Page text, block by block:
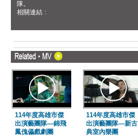
隊。
相關連結 :
114年度高雄市傑
出演藝團隊—錦飛
鳳傀儡戲劇團
114年度高雄市傑
出演藝團隊—新古
典室內樂團